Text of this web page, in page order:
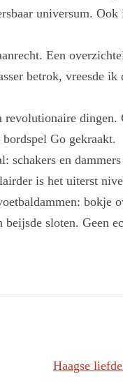
universum.
Een
betrok, vreesde ik
revolutionaire
Go gekraakt.
schakers en
is het uiterst
bokje
sloten. Geen
Haagse